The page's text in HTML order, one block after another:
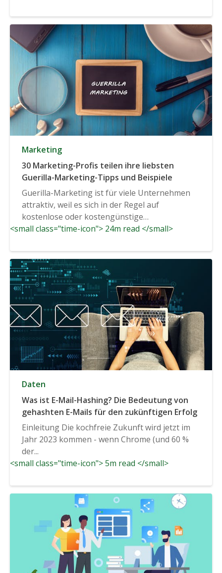
Marketing
30 Marketing-Profis teilen ihre liebsten
Guerilla-Marketing-Tipps und Beispiele
Guerilla-Marketing ist für viele Unternehmen
attraktiv, weil es sich in der Regel auf
kostenlose oder kostengünstige
Marketingideen stützt,...
<small class="time-icon"> 24m read </small>
Daten
Was ist E-Mail-Hashing? Die Bedeutung von
gehashten E-Mails für den zukünftigen Erfolg
Einleitung Die kochfreie Zukunft wird jetzt im
Jahr 2023 kommen - wenn Chrome (und 60 %
der...
<small class="time-icon"> 5m read </small>